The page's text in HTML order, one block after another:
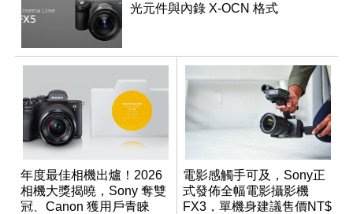
光元件與內錄 X-OCN 格式
年度最佳相機出爐！2026
相機大獎揭曉，Sony 奪雙
冠、Canon 獲用戶青睞
電影感觸手可及，Sony正
式發佈全幅電影攝影機
FX3，單機身建議售價NT$